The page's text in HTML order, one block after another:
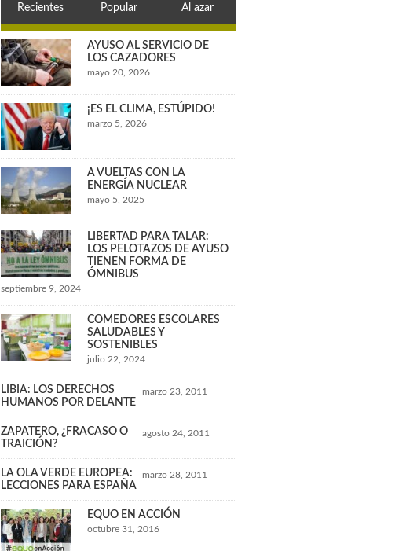
Recientes Popular Al azar
AYUSO AL SERVICIO DE
LOS CAZADORES
mayo 20, 2026
¡ES EL CLIMA, ESTÚPIDO!
marzo 5, 2026
A VUELTAS CON LA
ENERGÍA NUCLEAR
mayo 5, 2025
LIBERTAD PARA TALAR:
LOS PELOTAZOS DE AYUSO
TIENEN FORMA DE
ÓMNIBUS
septiembre 9, 2024
COMEDORES ESCOLARES
SALUDABLES Y
SOSTENIBLES
julio 22, 2024
LIBIA: LOS DERECHOS
HUMANOS POR DELANTE
marzo 23, 2011
ZAPATERO, ¿FRACASO O
TRAICIÓN?
agosto 24, 2011
LA OLA VERDE EUROPEA:
LECCIONES PARA ESPAÑA
marzo 28, 2011
EQUO EN ACCIÓN
octubre 31, 2016